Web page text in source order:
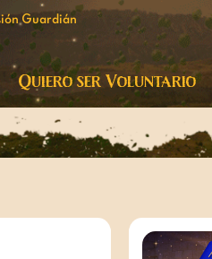
Guardián
Quiero ser Voluntario